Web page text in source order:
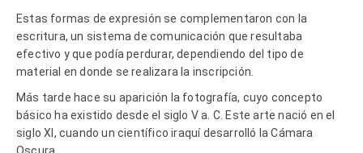
Estas formas de expresión se complementaron con la
escritura, un sistema de comunicación que resultaba
efectivo y que podía perdurar, dependiendo del tipo de
material en donde se realizara la inscripción.
Más tarde hace su aparición la fotografía, cuyo concepto
básico ha existido desde el siglo V a. C. Este arte nació en el
siglo XI, cuando un científico iraquí desarrolló la Cámara
Oscura.